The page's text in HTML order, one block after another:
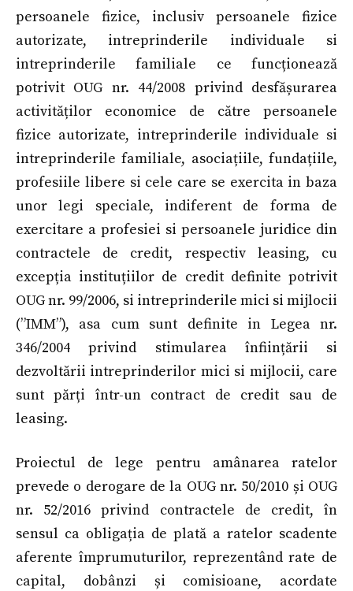
persoanele fizice, inclusiv persoanele fizice
autorizate, intreprinderile individuale si
intreprinderile familiale ce funcționează
potrivit OUG nr. 44/2008 privind desfășurarea
activităților economice de către persoanele
fizice autorizate, intreprinderile individuale si
intreprinderile familiale, asociațiile, fundațiile,
profesiile libere si cele care se exercita in baza
unor legi speciale, indiferent de forma de
exercitare a profesiei si persoanele juridice din
contractele de credit, respectiv leasing, cu
excepția instituțiilor de credit definite potrivit
OUG nr. 99/2006, si intreprinderile mici si mijlocii
(”IMM”), asa cum sunt definite in Legea nr.
346/2004 privind stimularea înființării si
dezvoltării intreprinderilor mici si mijlocii, care
sunt părți într-un contract de credit sau de
leasing.
Proiectul de lege pentru amânarea ratelor
prevede o derogare de la OUG nr. 50/2010 și OUG
nr. 52/2016 privind contractele de credit, în
sensul ca obligația de plată a ratelor scadente
aferente împrumuturilor, reprezentând rate de
capital, dobânzi și comisioane, acordate